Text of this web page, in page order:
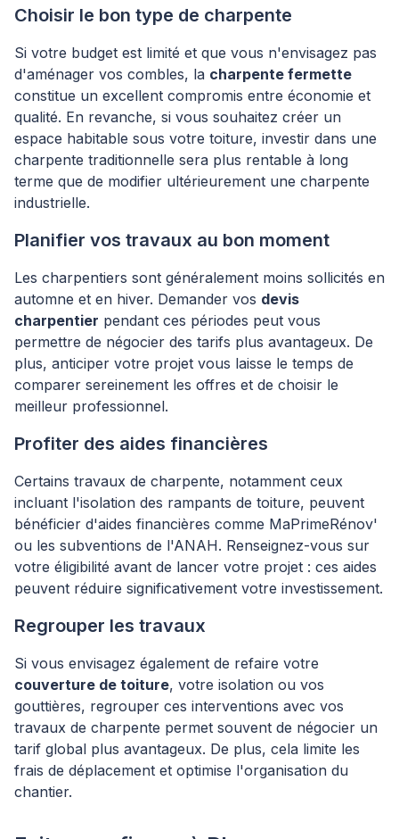
Choisir le bon type de charpente
Si votre budget est limité et que vous n'envisagez pas
d'aménager vos combles, la charpente fermette
constitue un excellent compromis entre économie et
qualité. En revanche, si vous souhaitez créer un
espace habitable sous votre toiture, investir dans une
charpente traditionnelle sera plus rentable à long
terme que de modifier ultérieurement une charpente
industrielle.
Planifier vos travaux au bon moment
Les charpentiers sont généralement moins sollicités en
automne et en hiver. Demander vos devis
charpentier pendant ces périodes peut vous
permettre de négocier des tarifs plus avantageux. De
plus, anticiper votre projet vous laisse le temps de
comparer sereinement les offres et de choisir le
meilleur professionnel.
Profiter des aides financières
Certains travaux de charpente, notamment ceux
incluant l'isolation des rampants de toiture, peuvent
bénéficier d'aides financières comme MaPrimeRénov'
ou les subventions de l'ANAH. Renseignez-vous sur
votre éligibilité avant de lancer votre projet : ces aides
peuvent réduire significativement votre investissement.
Regrouper les travaux
Si vous envisagez également de refaire votre
couverture de toiture, votre isolation ou vos
gouttières, regrouper ces interventions avec vos
travaux de charpente permet souvent de négocier un
tarif global plus avantageux. De plus, cela limite les
frais de déplacement et optimise l'organisation du
chantier.